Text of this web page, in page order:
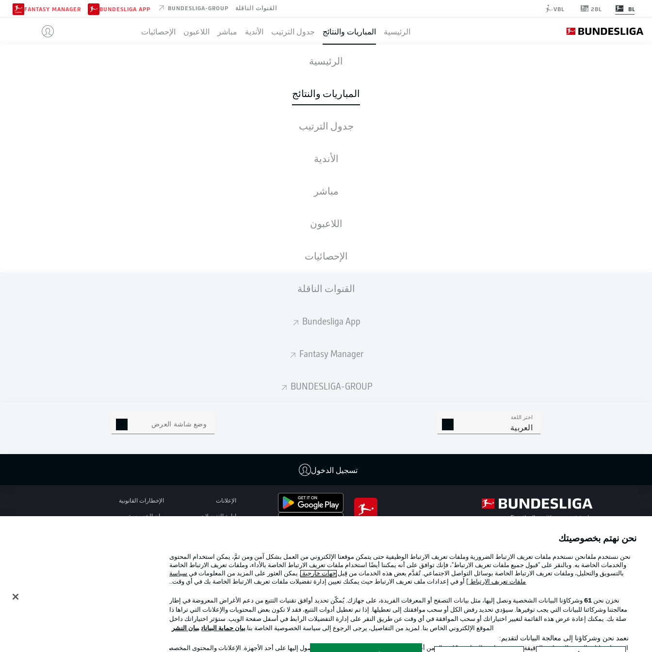
BL
2BL
VBL القنوات الناقلة BUNDESLIGA-GROUP
BUNDESLIGA APP
FANTASY MANAGER
الرئيسية المباريات والنتائج جدول الترتيب الأندية مباشر اللاعبون الإحصائيات
الرئيسية
المباريات والنتائج
جدول الترتيب
الأندية
مباشر
اللاعبون
الإحصائيات
القنوات الناقلة
Bundesliga App
Fantasy Manager
BUNDESLIGA-GROUP
اختر اللغة
العربية وضع شاشة العرض
تسجيل الدخول
التشكيلات
لم يُحدد موعد هذه الجولة بعد.
إعلان
Football as it's meant to be
Official Partners
الإعلانات الإخطارات القانونية
إدارة التفضيلات بيان الخصوصية
تواصل معنا
اختر اللغة
نحن نهتم بخصوصيتك
نحن نستخدم ملفانحن نستخدم ملفات تعريف الارتباط الضرورية وملفات تعريف الارتباط الوظيفية حتى يتمكن موقعنا الإلكتروني من العمل بشكل آمن ومن ثمَّ، يمكن استخدام المحتوى
والخدمات الخاصة به. وبالنقر على "قبول جميع ملفات تعريف الارتباط"، فإنك توافق على أنه يمكننا أيضًا استخدام ملفات تعريف الارتباط الخاصة بالأداء، وملفات تعريف الارتباط الخاصة
بالتسويق والتحليل، وملفات تعريف الارتباط الخاصة بوسائل التواصل الاجتماعي. تُقدَّم بعض هذه الخدمات من قِبل جهات خارجية . يمكن العثور على المزيد من المعلومات في سياسة
ملفات تعريف الارتباط
] أو في إعدادات ملف تعريف الارتباط حيث يمكنك تعيين إدارة تفضيلات ملفات تعريف الارتباط الخاصة بك في أي وقت..
نخزن نحن 61وشركاؤنا البيانات الشخصية ونصل إليها، مثل بيانات التصفح أو المعرفات الفريدة، على جهازك. يُمكّن تحديد أوافق تقنيات التتبع من دعم الأغراض المعروضة في إطار
معالجتنا وشركائنا للبيانات التي يجب توفيرها. سيؤدي تحديد رفض الكل أو سحب موافقتك إلى تعطيلها. إذا تم تعطيل أدوات التتبع، فقد لا تكون بعض المحتويات والإعلانات التي تراها ذا
صلة بك. يمكنك إعادة عرض هذه القائمة لتغيير اختياراتك أو سحب الموافقة في أي وقت عن طريق النقر على إدارة التفضيلات الرابط في أسفل صفحة الويب. ستؤثر اختياراتك داخل
الموقع الإلكتروني الخاص بنا. لمزيد من التفاصيل، يرجى الرجوع إلى سياسة الخصوصية الخاصة بنا.بيان حماية البيانات بيان النشر
نعمد نحن وشركاؤنا إلى معالجة البيانات لتقديم:
استخدام بيانات الموقع الجغرافي الدقيقة. فحص خصائص الجهاز بشكل فعال من أجل تحديد الهوية. تخزين المعلومات و/أو الوصول إليها على أحد الأجهزة. الإعلانات والمحتوى المخصصان